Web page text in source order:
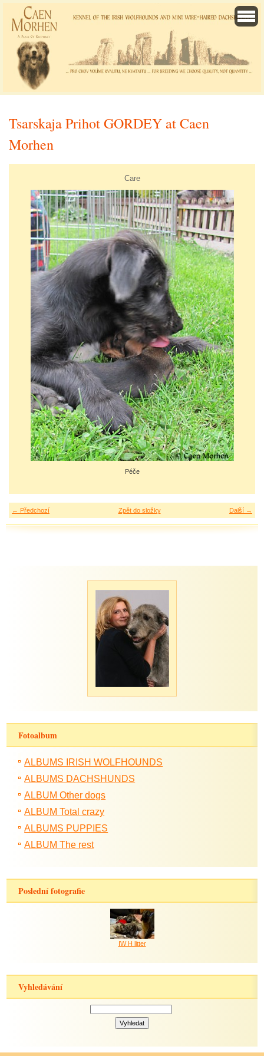
Tsarskaja Prihot GORDEY at Caen
Morhen
Care
Péče
← Předchozí Další →
Zpět do složky
Fotoalbum
ALBUMS IRISH WOLFHOUNDS
ALBUMS DACHSHUNDS
ALBUM Other dogs
ALBUM Total crazy
ALBUMS PUPPIES
ALBUM The rest
Poslední fotografie
IW H litter
Vyhledávání